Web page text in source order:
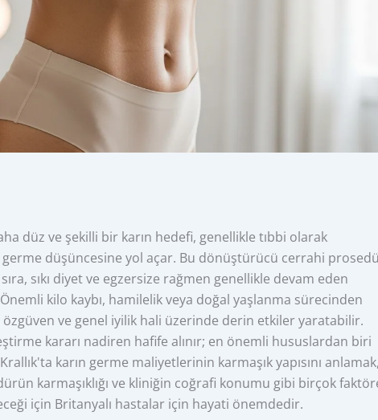
düz ve şekilli bir karın hedefi, genellikle tıbbi olarak
düşüncesine yol açar. Bu dönüştürücü cerrahi
sıkı diyet ve egzersize rağmen genellikle devam eden
Önemli kilo kaybı, hamilelik veya doğal yaşlanma sürecinden
ve genel iyilik hali üzerinde derin etkiler yaratabilir.
kararı nadiren hafife alınır; en önemli hususlardan biri
karın germe maliyetlerinin karmaşık yapısını anlamak,
karmaşıklığı ve kliniğin coğrafi konumu gibi birçok
için Britanyalı hastalar için hayati önemdedir.